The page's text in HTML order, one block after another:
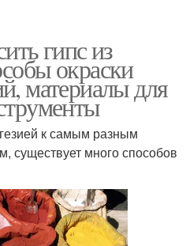
гипс из
окраски
материалы для
к самым разным
существует много способов